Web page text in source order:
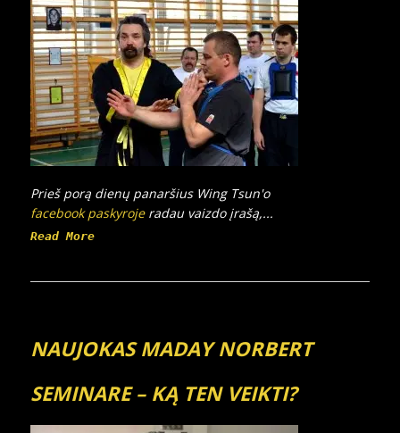
Prieš porą dienų panaršius Wing Tsun'o
facebook paskyrojeradau vaizdo įrašą,...
Read More
NAUJOKAS MADAY NORBERT
SEMINARE – KĄ TEN VEIKTI?